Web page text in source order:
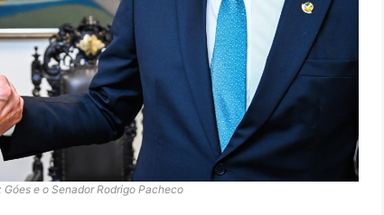
Góes e o Senador Rodrigo Pacheco